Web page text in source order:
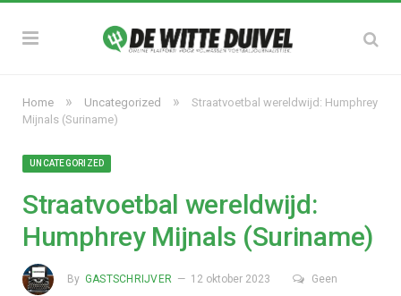
Home » Uncategorized »
Straatvoetbal wereldwijd: Humphrey
Mijnals (Suriname)
UNCATEGORIZED
Straatvoetbal wereldwijd:
Humphrey Mijnals (Suriname)
By GASTSCHRIJVER 12 oktober 2023
Geen